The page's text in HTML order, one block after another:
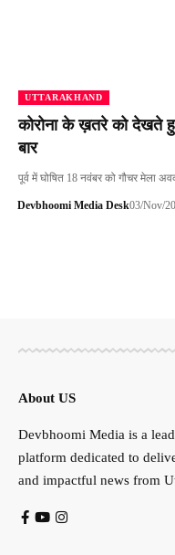
UTTARAKHAND
कोरोना के ख़तरे को देखते
बार
पूर्व में घोषित 18 नवंबर को गौचर मेला
Devbhoomi Media Desk03/Nov/
About US
Devbhoomi Media is a
platform dedicated to
and impactful news from